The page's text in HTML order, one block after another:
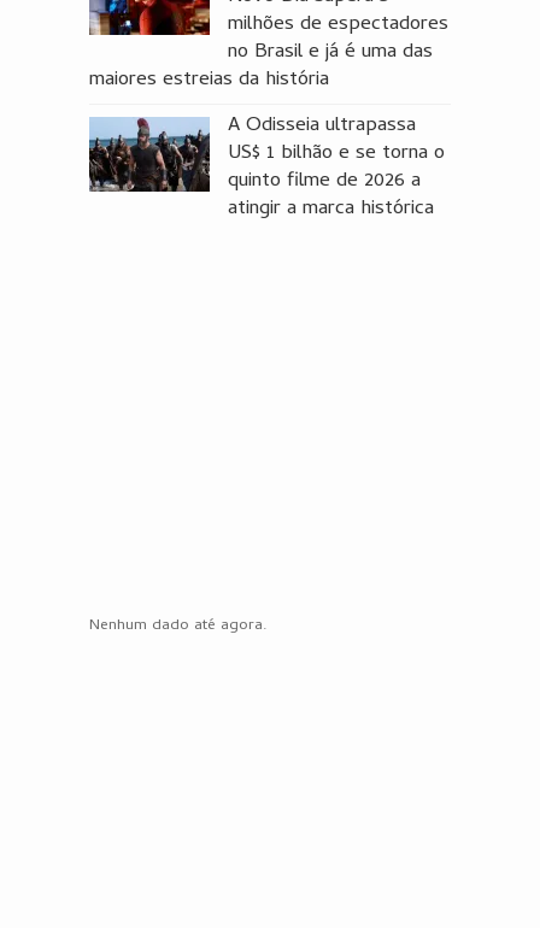
milhões de espectadores
no Brasil e já é uma das
maiores estreias da história
A Odisseia ultrapassa
US$ 1 bilhão e se torna o
quinto filme de 2026 a
atingir a marca histórica
Nenhum dado até agora.